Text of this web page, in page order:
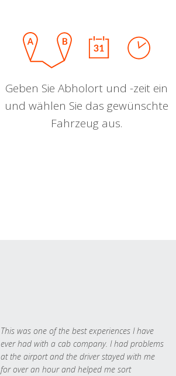
Geben Sie Abholort und -zeit ein
und wählen Sie das gewünschte
Fahrzeug aus.
This was one of the best experiences I have
ever had with a cab company. I had problems
at the airport and the driver stayed with me
for over an hour and helped me sort